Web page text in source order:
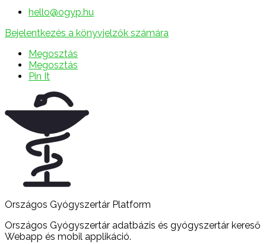
hello@ogyp.hu
Bejelentkezés a könyvjelzők számára
Megosztás
Megosztás
Pin It
Országos Gyógyszertár Platform
Országos Gyógyszertár adatbázis és gyógyszertár kereső
Webapp és mobil applikáció.